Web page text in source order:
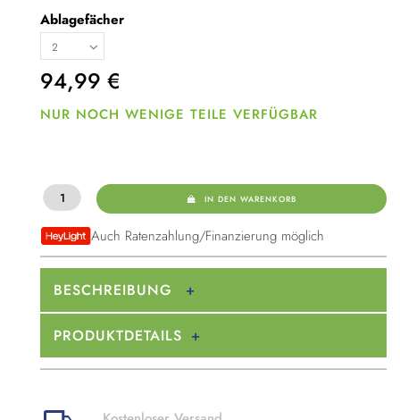
Ablagefächer
94,99 €
NUR NOCH WENIGE TEILE VERFÜGBAR
IN DEN WARENKORB
Auch Ratenzahlung/Finanzierung möglich
BESCHREIBUNG
PRODUKTDETAILS